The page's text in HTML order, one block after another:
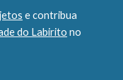
e contribua
do Labirito no